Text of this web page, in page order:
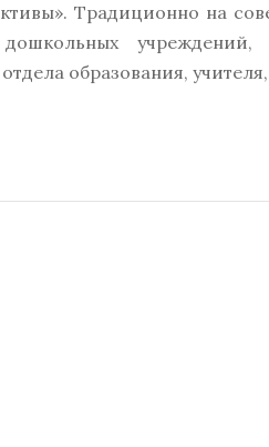
Традиционно на
учреждений,
образования,